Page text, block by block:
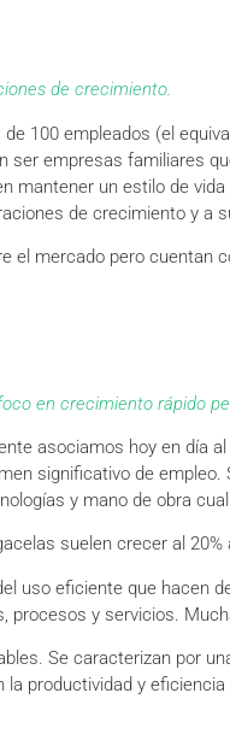
de crecimiento.
100 empleados (el
ser empresas familiares
mantener un estilo de
de crecimiento y a
el mercado pero cuentan
en crecimiento rápido
asociamos hoy en día
significativo de
y mano de obra
suelen crecer al
uso eficiente que hacen
procesos y servicios.
Se caracterizan por
la productividad y